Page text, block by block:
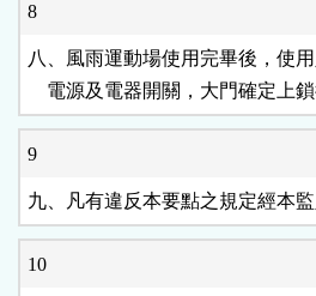
8
八、風雨運動場使用完畢後，使
電源及電器開關，大門確定上
9
九、凡有違反本要點之規定經本
10